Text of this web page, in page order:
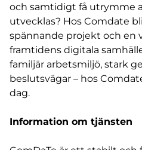
och samtidigt få utrymme
utvecklas? Hos Comdate
spännande projekt och en
framtidens digitala
familjär arbetsmiljö, stark
beslutsvägar – hos
dag.
Information om tjänsten